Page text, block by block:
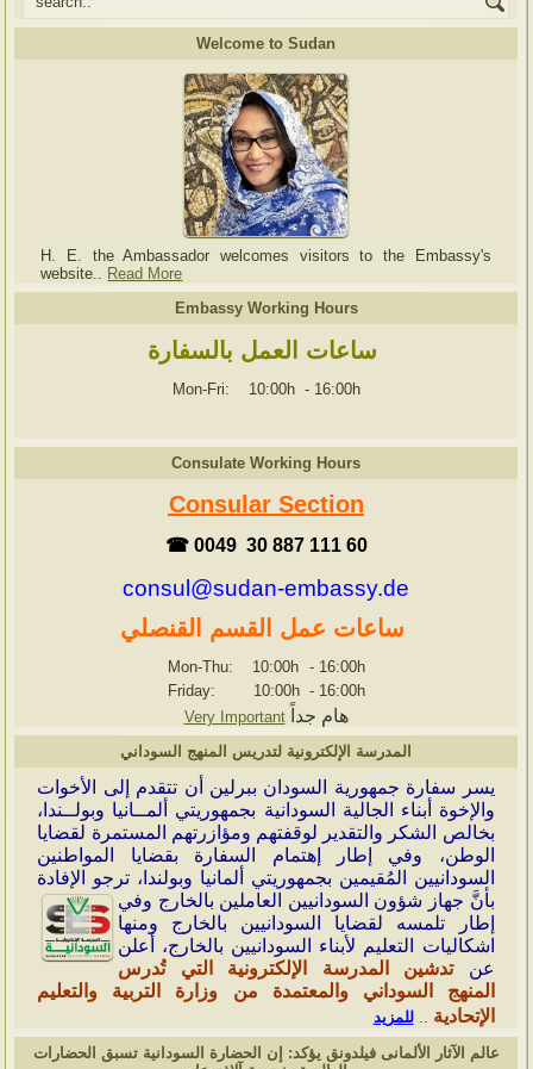
Welcome to Sudan
H. E. the Ambassador welcomes visitors to the Embassy's
website..
Read More
Embassy Working Hours
ساعات العمل بالسفارة
Mon-Fri: 10:00h - 16:00h
Consulate Working Hours
Consular Section
☎ 0049 30 887 111 60
consul@sudan-embassy.de
ساعات عمل القسم القنصلي
Mon-Thu: 10:00h - 16:00h
Friday: 10:00h - 16:00h
Very Important
هام جداً
المدرسة الإلكترونية لتدريس المنهج السوداني
يسر سفارة جمهورية السودان ببرلين أن تتقدم إلى الأخوات
والإخوة أبناء الجالية السودانية بجمهوريتي ألمــانيا وبولــندا،
بخالص الشكر والتقدير لوقفتهم ومؤازرتهم المستمرة لقضايا
الوطن، وفي إطار إهتمام السفارة بقضايا المواطنين
السودانيين المُقيمين بجمهوريتي ألمانيا وبولندا، ترجو الإفادة
بأنَّ جهاز شؤون السودانيين العاملين بالخارج وفي
إطار تلمسه لقضايا السودانيين بالخارج ومنها
اشكاليات التعليم لأبناء السودانيين بالخارج، أعلن
عنتدشين المدرسة الإلكترونية التي تُدرس
المنهج السوداني والمعتمدة من وزارة التربية والتعليم
الإتحادية ..للمزيد
عالم الآثار الألمانى فيلدونق يؤكد: إن الحضارة السودانية تسبق الحضارات